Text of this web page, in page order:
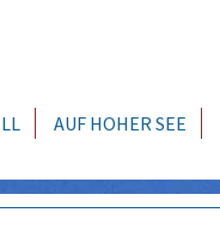
AUF HOHER SEE